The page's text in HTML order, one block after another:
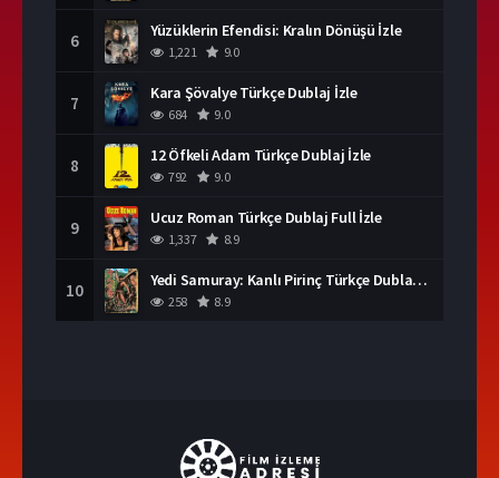
6 Yüzüklerin Efendisi: Kralın Dönüşü İzle
1,221 9.0
7 Kara Şövalye Türkçe Dublaj İzle
684 9.0
8 12 Öfkeli Adam Türkçe Dublaj İzle
792 9.0
9 Ucuz Roman Türkçe Dublaj Full İzle
1,337 8.9
10 Yedi Samuray: Kanlı Pirinç Türkçe Dublaj İzle
258 8.9